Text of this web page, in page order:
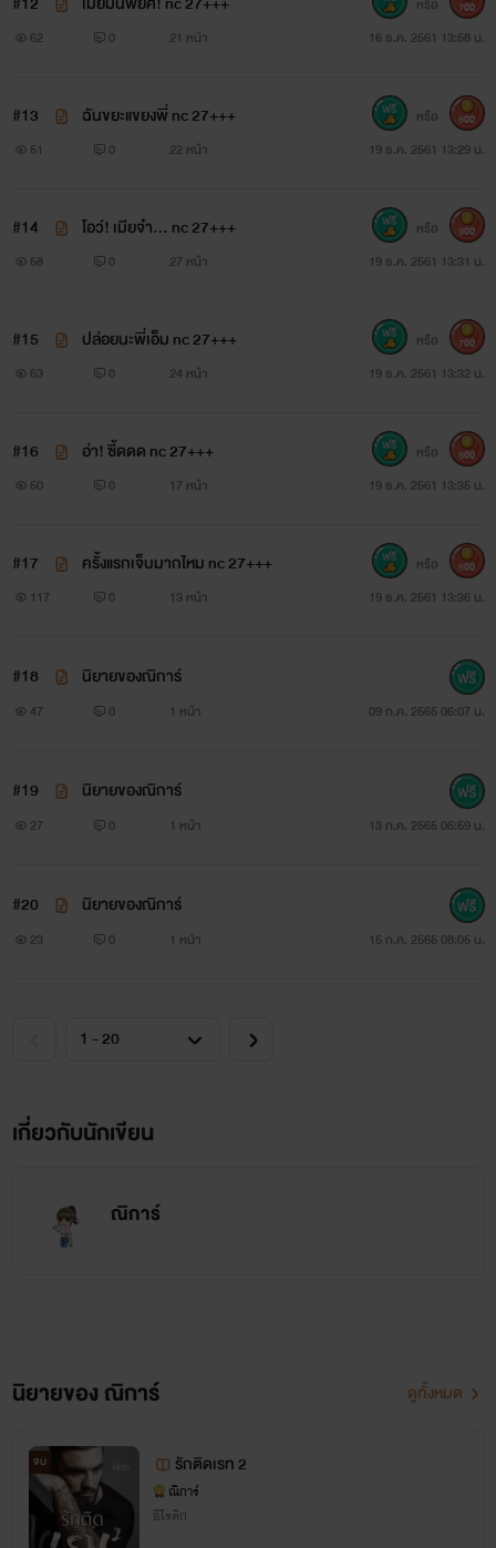
เธอจะดิ้นรนขัดขืน เมื่อตอนนี้ความโกรธของเขามันทะลุควันออก
เมื่อรักดีๆ ไม่ชอบ ชอบให้เป็นแบบนี้ได้ เมื่อไม่เห็นค่าความรักที่มี
ให้ก็ไม่สนใจอะไรแล้ว ตอนนี้ขอตักตวงความสุขและสั่งสอนให้
อือ!” ปากหนาประกบปากเล็กแทบจะทันที เขาไม่อาจทนเสียงเล็ก
แสบแก้วหูของฌาณิการ์ได้อีกแล้ว เรียวลิ้นร้อนจาบจ้วงล่วงลึก
ใจ “โอ้ย! ” เป็นต้องร้องเมื่อคนตัวเล็กกัดลิ้นเขา จนต้องผละออก
มาจากร่างเล็ก แล้วในจังหวะนั้นเองฌาณิการ์พลิกร่าง
ของเธอจากทางด้านหลังไว้ “โอ๊ย! ปล่อยนะณิเจ็บ” เอี้ยวหน้ามา
มองคนตัวโตด้วยความโกรธแค้น อยากขยับอยากดิ้นหนีก็ไม่ได้
เมื่อถูกกระชากผมอยู่แบบนี้ มือเล็กยันร่างให้แอ่นไปตามแรงดึง
ของบุรุษแข็งแรงจากทางด้านหลัง “ฮึ! ทีอย่างงี้อ้อนวอน เจ็บแค่
หัว และมันก็ได้ผล “โอ๊ย! ก็บอกว่าเจ็บไงเว้ย!...” ตะโกนออกมา
ด้วยความเจ็บ น้ำตาคลอเบ้า ปากอิ่มกัดปากตัวเองไว้แน่นเมื่อ
มือข้างที่ว่างมาแตะปลายลิ้นตัวเองดู ว่าสิ่งที่ตนสงสัยนั้นเป็นจริง
ไหม และมันก็จริงเมื่อสีแดงเปื้อนติดมือเขา “บ้าฉิบ! เลือด....”
เลือดออกได้ “อย่าลำพองตัวไปเลยน้องณิ อย่าคิดว่าพี่จะดีเหมือน
ที่เห็น คนเราทุกคนย่อมมีด้านมืดเสมอ” ว่าแล้วก็คืบคลานขึ้นไป
มาสบตาคมกล้าของตน เมื่อเห็นดวงตาสวยเต็มไปด้วยน้ำตาปริ่ม
กลับมาเป็นสีหน้าเคร่งขรึมเหมือนเดิม ในเวลานี้เขาไม่ควรจะ
สวัสดีเราชื่อฌาณิการ์ หงส์อุทัย
62 0 21 หน้า 16 ธ.ค. 2561 13:58 น.
700
#13 ฉันขยะแขยงพี่ nc 27+++
51 0 22 หน้า 19 ธ.ค. 2561 13:29 น.
หรือ 600
#14 โอว์! เมียจ๋า... nc 27+++
58 0 27 หน้า 19 ธ.ค. 2561 13:31 น.
หรือ 900
#15 ปล่อยนะพี่เอ็ม nc 27+++
63 0 24 หน้า 19 ธ.ค. 2561 13:32 น.
หรือ 700
#16 อ่า! ซี้ดดด nc 27+++
50 0 17 หน้า 19 ธ.ค. 2561 13:35 น.
หรือ 600
#17 ครั้งแรกเจ็บมากไหม nc 27+++
117 0 13 หน้า 19 ธ.ค. 2561 13:36 น.
หรือ 500
#18 นิยายของณิการ์
47 0 1 หน้า 09 ก.ค. 2565 06:07 น.
#19 นิยายของณิการ์
27 0 1 หน้า 13 ก.ค. 2565 06:59 น.
#20 นิยายของณิการ์
23 0 1 หน้า 15 ก.ค. 2565 08:05 น.
เกี่ยวกับนักเขียน
ณิการ์
นิยายของ ณิการ์ ดูทั้งหมด
จบ รักติดเรท 2
ณิการ์
อีโรติก